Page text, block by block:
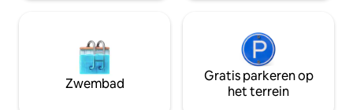
Zwembad
Gratis parkeren op
het terrein